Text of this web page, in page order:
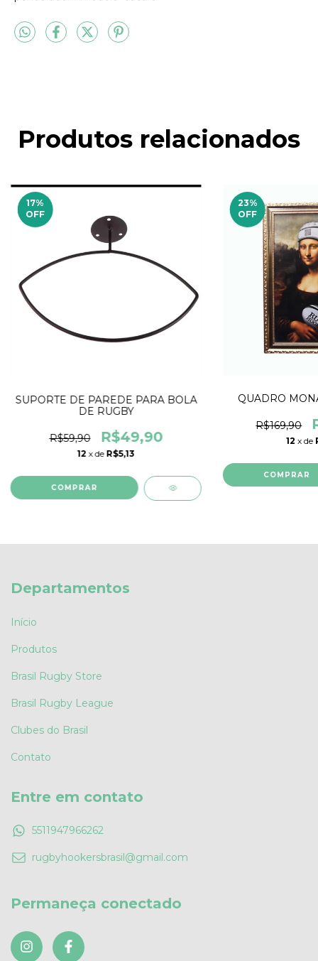
Produtos relacionados
17%
OFF
SUPORTE DE PAREDE PARA BOLA
DE RUGBY
R$59,90 R$49,90
12 x de R$5,13
23%
OFF
QUADRO
R$169,90
12 x de
Departamentos
Início
Produtos
Brasil Rugby Store
Brasil Rugby League
Clubes do Brasil
Contato
Entre em contato
5511947966262
rugbyhookersbrasil@gmail.com
Permaneça conectado